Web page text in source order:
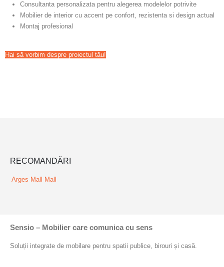
Consultanta personalizata pentru alegerea modelelor potrivite
Mobilier de interior cu accent pe confort, rezistenta si design actual
Montaj profesional
Hai să vorbim despre proiectul tău!
RECOMANDĂRI
Arges Mall Mall
Sensio – Mobilier care comunica cu sens
Soluții integrate de mobilare pentru spatii publice, birouri și casă.